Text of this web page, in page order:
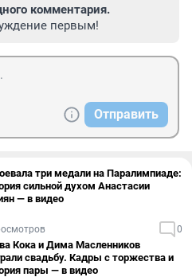
комментария.
первым!
Отправить
три медали на Паралимпиаде:
сильной духом Анастасии
— в видео
0
Кока и Дима Масленников
свадьбу. Кадры с торжества и
пары — в видео